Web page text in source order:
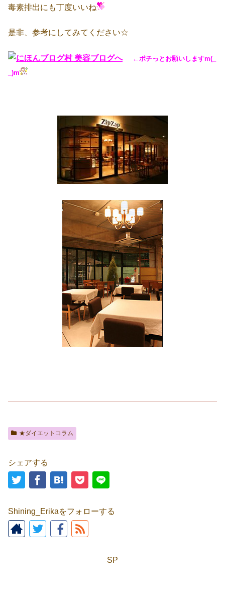
毒素排出にも丁度いいね
是非、参考にしてみてください☆
←ポチっとお願いしますm(_
_)m
★ダイエットコラム
シェアする
Shining_Erikaをフォローする
SP